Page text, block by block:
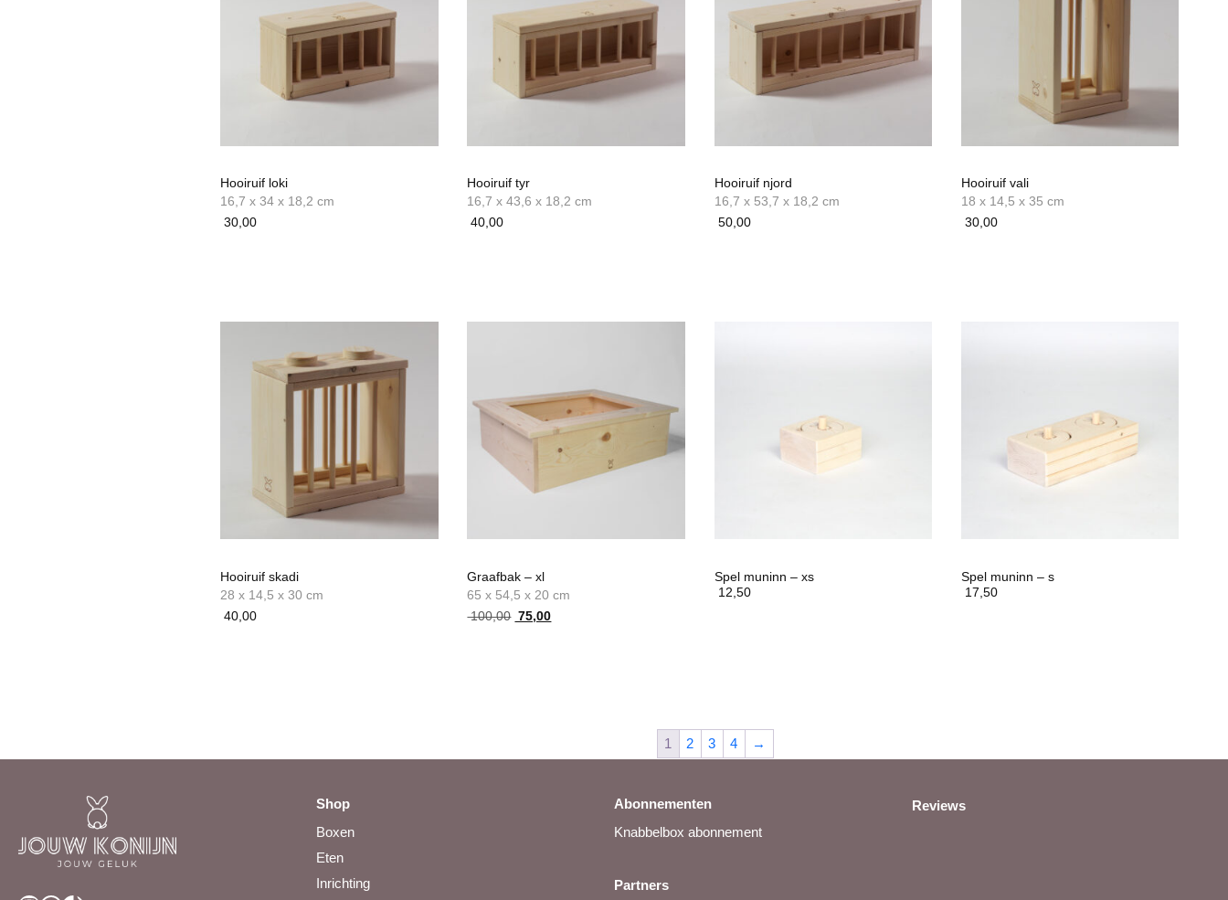
worden
optie
worden
Hooiruif loki
16,7 x 34 x 18,2 cm
30,00
Hooiruif tyr
16,7 x 43,6 x 18,2 cm
40,00
Hooiruif njord
16,7 x 53,7 x 18,2 cm
50,00
Hooiruif vali
18 x 14,5 x 35 cm
30,00
Hooiruif skadi
28 x 14,5 x 30 cm
40,00
Graafbak – xl
65 x 54,5 x 20 cm
100,00 Oorspronkelijke
75,00Huidige
Spel muninn – xs
12,50
Spel muninn – s
17,50
1 2 3 4 →
Shop
Boxen
Eten
Inrichting
Abonnementen
Knabbelbox abonnement
Partners
Reviews